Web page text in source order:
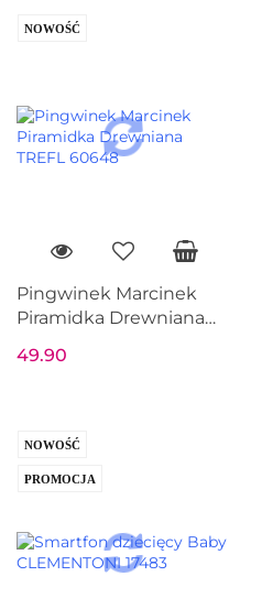
NOWOŚĆ
Pingwinek Marcinek
Piramidka Drewniana
49.90
NOWOŚĆ
PROMOCJA